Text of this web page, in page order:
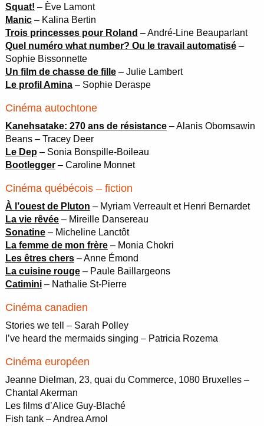
Squat! – Ève Lamont
Manic– Kalina Bertin
Trois princesses pour Roland – André-Line Beauparlant
Quel numéro what number? Ou le travail automatisé–
Sophie Bissonnette
Un film de chasse de fille– Julie Lambert
Le profil Amina– Sophie Deraspe
Cinéma autochtone
Kanehsatake: 270 ans de résistance– Alanis Obomsawin
Beans – Tracey Deer
Le Dep– Sonia Bonspille-Boileau
Bootlegger– Caroline Monnet
Cinéma québécois – fiction
À l’ouest de Pluton – Myriam Verreault et Henri Bernardet
La vie rêvée– Mireille Dansereau
Sonatine– Micheline Lanctôt
La femme de mon frère– Monia Chokri
Les êtres chers– Anne Émond
La cuisine rouge– Paule Baillargeons
Catimini– Nathalie St-Pierre
Cinéma canadien
Stories we tell – Sarah Polley
I’ve heard the mermaids singing – Patricia Rozema
Cinéma européen
Jeanne Dielman, 23, quai du Commerce, 1080 Bruxelles –
Chantal Akerman
Les films d’Alice Guy-Blaché
Fish tank – Andrea Arnol